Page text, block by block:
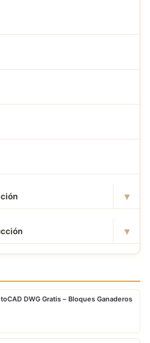
▾
▾
DWG Gratis – Bloques Ganaderos